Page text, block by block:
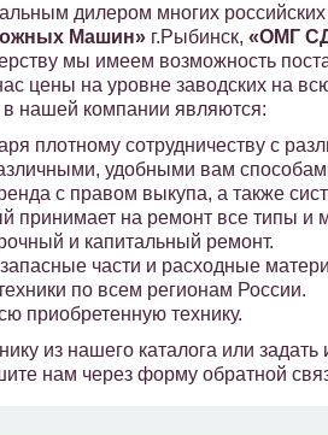
дилером многих российских
Машин» г.Рыбинск, «ОМГ
мы имеем возможность
цены на уровне заводских на
нашей компании являются:
плотному сотрудничеству с
удобными вам
с правом выкупа, а также
принимает на ремонт все типы и
и капитальный ремонт.
части и расходные
по всем регионам России.
приобретенную технику.
из нашего каталога или
нам через форму обратной